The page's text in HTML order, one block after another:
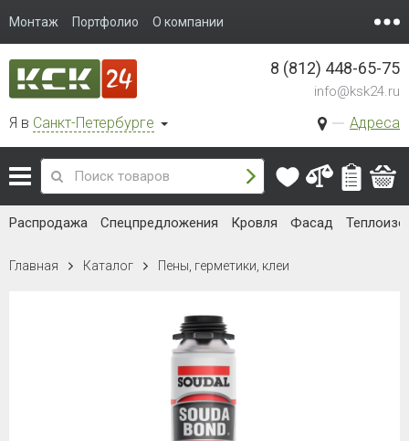
Монтаж Портфолио О компании
Я в Санкт-Петербурге Адреса
8 (812) 448-65-75
info@ksk24.ru
Распродажа Спецпредложения Кровля Фасад
Главная Каталог Пены, герметики, клеи